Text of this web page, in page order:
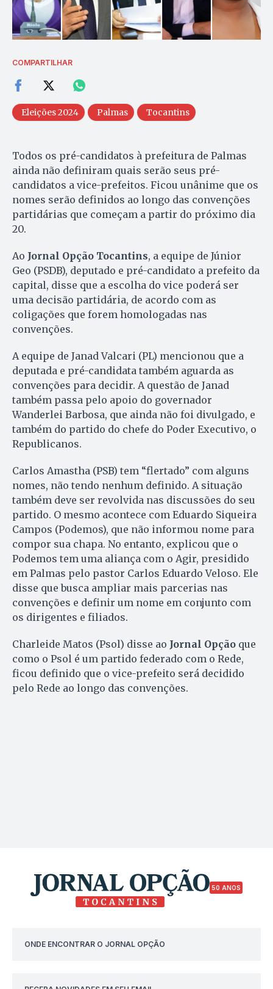
COMPARTILHAR
Eleições 2024 Palmas Tocantins
Todos os pré-candidatos à prefeitura de Palmas
ainda não definiram quais serão seus pré-
candidatos a vice-prefeitos. Ficou unânime que os
nomes serão definidos ao longo das convenções
partidárias que começam a partir do próximo dia
20.
Ao Jornal Opção Tocantins, a equipe de Júnior
Geo (PSDB), deputado e pré-candidato a prefeito da
capital, disse que a escolha do vice poderá ser
uma decisão partidária, de acordo com as
coligações que forem homologadas nas
convenções.
A equipe de Janad Valcari (PL) mencionou que a
deputada e pré-candidata também aguarda as
convenções para decidir. A questão de Janad
também passa pelo apoio do governador
Wanderlei Barbosa, que ainda não foi divulgado, e
também do partido do chefe do Poder Executivo, o
Republicanos.
Carlos Amastha (PSB) tem “flertado” com alguns
nomes, não tendo nenhum definido. A situação
também deve ser revolvida nas discussões do seu
partido. O mesmo acontece com Eduardo Siqueira
Campos (Podemos), que não informou nome para
compor sua chapa. No entanto, explicou que o
Podemos tem uma aliança com o Agir, presidido
em Palmas pelo pastor Carlos Eduardo Veloso. Ele
disse que busca ampliar mais parcerias nas
convenções e definir um nome em conjunto com
os dirigentes e filiados.
Charleide Matos (Psol) disse ao Jornal Opção que
como o Psol é um partido federado com o Rede,
ficou definido que o vice-prefeito será decidido
pelo Rede ao longo das convenções.
50 ANOS
ONDE ENCONTRAR O JORNAL OPÇÃO